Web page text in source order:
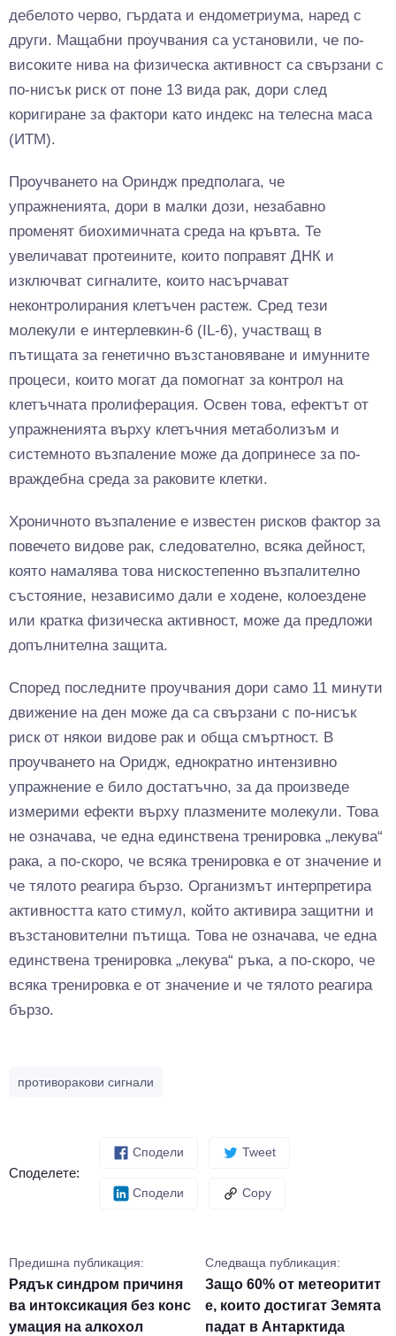
дебелото черво, гърдата и ендометриума, наред с
други. Мащабни проучвания са установили, че по-
високите нива на физическа активност са свързани с
по-нисък риск от поне 13 вида рак, дори след
коригиране за фактори като индекс на телесна маса
(ИТМ).
Проучването на Ориндж предполага, че
упражненията, дори в малки дози, незабавно
променят биохимичната среда на кръвта. Те
увеличават протеините, които поправят ДНК и
изключват сигналите, които насърчават
неконтролирания клетъчен растеж. Сред тези
молекули е интерлевкин-6 (IL-6), участващ в
пътищата за генетично възстановяване и имунните
процеси, които могат да помогнат за контрол на
клетъчната пролиферация. Освен това, ефектът от
упражненията върху клетъчния метаболизъм и
системното възпаление може да допринесе за по-
враждебна среда за раковите клетки.
Хроничното възпаление е известен рисков фактор за
повечето видове рак, следователно, всяка дейност,
която намалява това нискостепенно възпалително
състояние, независимо дали е ходене, колоездене
или кратка физическа активност, може да предложи
допълнителна защита.
Според последните проучвания дори само 11 минути
движение на ден може да са свързани с по-нисък
риск от някои видове рак и обща смъртност. В
проучването на Оридж, еднократно интензивно
упражнение е било достатъчно, за да произведе
измерими ефекти върху плазмените молекули. Това
не означава, че една единствена тренировка „лекува“
рака, а по-скоро, че всяка тренировка е от значение и
че тялото реагира бързо. Организмът интерпретира
активността като стимул, който активира защитни и
възстановителни пътища. Това не означава, че една
единствена тренировка „лекува“ ръка, а по-скоро, че
всяка тренировка е от значение и че тялото реагира
бързо.
противоракови сигнали
Споделете:
Сподели Tweet
Сподели Copy
Предишна публикация:
Рядък синдром причиня
ва интоксикация без конс
умация на алкохол
Следваща публикация:
Защо 60% от метеоритит
е, които достигат Земята
падат в Антарктида